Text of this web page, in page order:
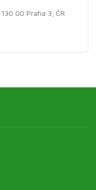
00 Praha 3, ČR